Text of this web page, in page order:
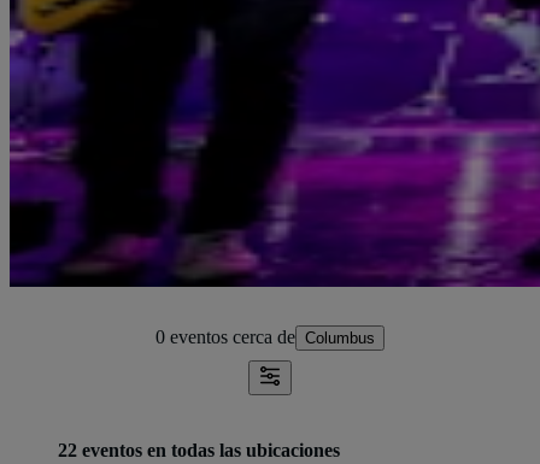
0 eventos cerca de Columbus
22 eventos en todas las ubicaciones